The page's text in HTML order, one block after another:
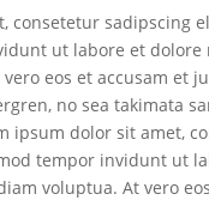
consetetur sadipscing
ut labore et dolore
eos et accusam et
no sea takimata
ipsum dolor sit amet,
tempor invidunt ut
voluptua. At vero